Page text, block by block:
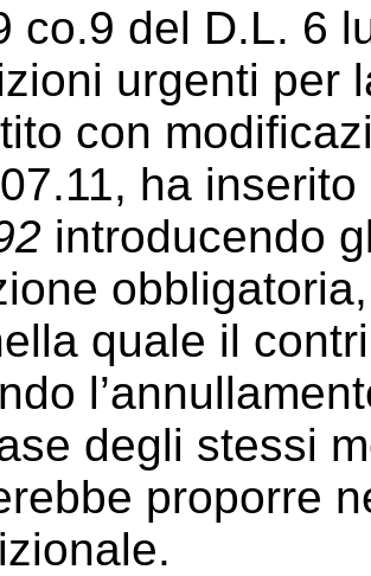
co.9 del D.L. 6
urgenti per
con
ha inserito
introducendo
quale il
degli stessi
proporre